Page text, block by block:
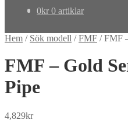
0kr 0 artiklar
Hem / Sök modell /FMF /FMF
FMF – Gold
Pipe
4,829kr